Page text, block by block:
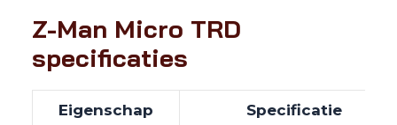
Z-Man Micro TRD
specificaties
Eigenschap Specificatie